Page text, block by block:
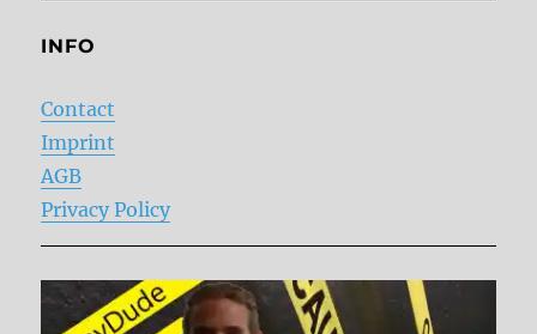
INFO
Contact
Imprint
AGB
Privacy Policy